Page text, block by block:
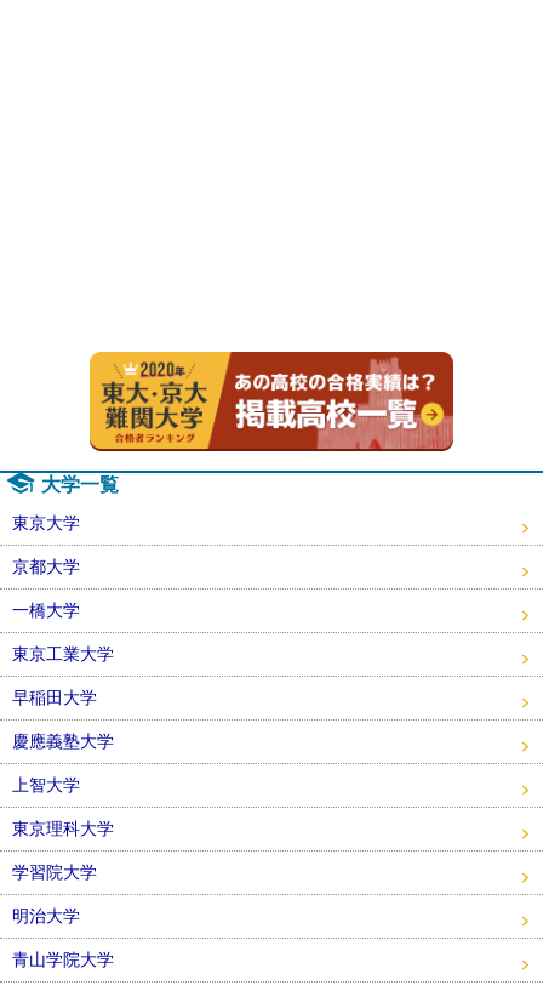
大学一覧
東京大学
京都大学
一橋大学
東京工業大学
早稲田大学
慶應義塾大学
上智大学
東京理科大学
学習院大学
明治大学
青山学院大学